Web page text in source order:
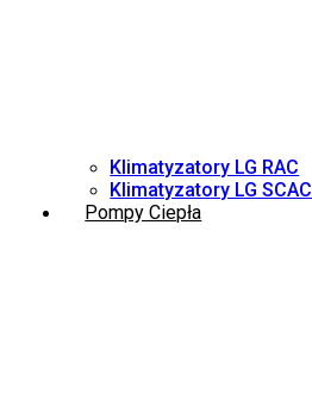
Klimatyzatory LG RAC
Klimatyzatory LG SCAC
Pompy Ciepła